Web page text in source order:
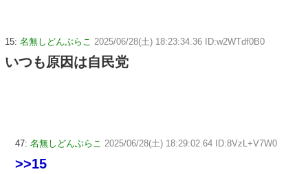
15: 名無しどんぶらこ 2025/06/28(土) 18:23:34.36 ID:w2WTdf0B0
いつも原因は自民党
47: 名無しどんぶらこ 2025/06/28(土) 18:29:02.64 ID:8VzL+V7W0
>>15